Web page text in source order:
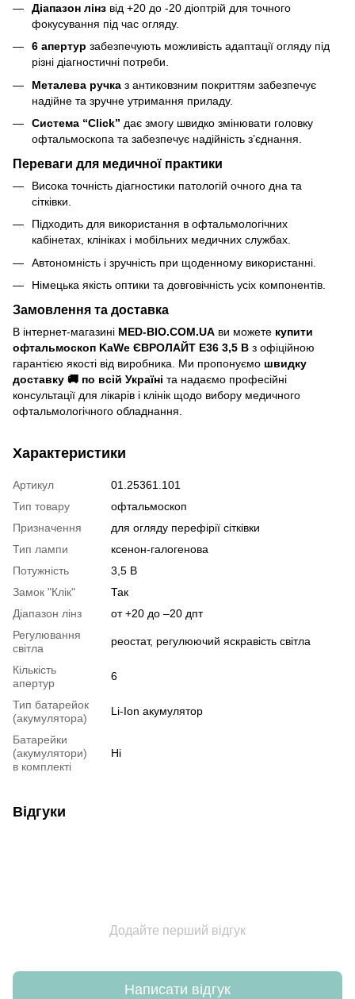
Діапазон лінз від +20 до -20 діоптрій для точного
фокусування під час огляду.
6 апертур забезпечують можливість адаптації огляду під
різні діагностичні потреби.
Металева ручка з антиковзним покриттям забезпечує
надійне та зручне утримання приладу.
Система “Click” дає змогу швидко змінювати головку
офтальмоскопа та забезпечує надійність з’єднання.
Переваги для медичної практики
Висока точність діагностики патологій очного дна та
сітківки.
Підходить для використання в офтальмологічних
кабінетах, клініках і мобільних медичних службах.
Автономність і зручність при щоденному використанні.
Німецька якість оптики та довговічність усіх компонентів.
Замовлення та доставка
В інтернет-магазині MED-BIO.COM.UA ви можете купити
офтальмоскоп KaWe ЄВРОЛАЙТ E36 3,5 В з офіційною
гарантією якості від виробника. Ми пропонуємо швидку
доставку 🚚 по всій Україні та надаємо професійні
консультації для лікарів і клінік щодо вибору медичного
офтальмологічного обладнання.
Характеристики
Артикул
01.25361.101
Тип товару
офтальмоскоп
Призначення
для огляду перефірії сітківки
Тип лампи
ксенон-галогенова
Потужність
3,5 В
Замок "Клік"
Так
Діапазон лінз
от +20 до –20 дпт
Регулювання
світла
реостат, регулюючий яскравість світла
Кількість
апертур
6
Тип батарейок
(акумулятора)
Li-Ion акумулятор
Батарейки
(акумулятори)
в комплекті
Ні
Відгуки
Додайте перший відгук
Написати відгук